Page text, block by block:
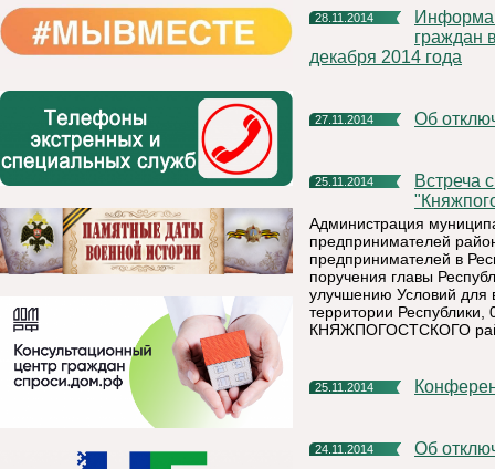
28.11.2014
Информация о проведении общероссийского дня приёма
граждан
декабря 2014 года
27.11.2014 Об
25.11.2014
Встреча с предпринимателями муниципального района
Администрация
предпринимателей
предпринимателей в
поручения главы
улучшению Условий для
территории Республики,
КНЯЖПОГОСТСКОГО
25.11.2014
24.11.2014 Об